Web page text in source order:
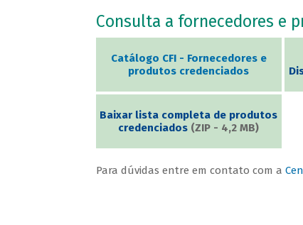
Consulta a fornecedores e
Catálogo CFI - Fornecedores e
produtos credenciados
Baixar lista completa de produtos
credenciados (ZIP - 4,2 MB)
Para dúvidas entre em contato com a